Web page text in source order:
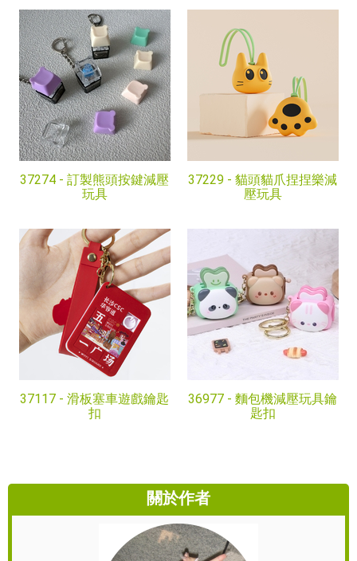
37274 - 訂製熊頭按鍵減壓
玩具
37229 - 貓頭貓爪捏捏樂減
壓玩具
37117 - 滑板塞車遊戲鑰匙
扣
36977 - 麵包機減壓玩具鑰
匙扣
關於作者